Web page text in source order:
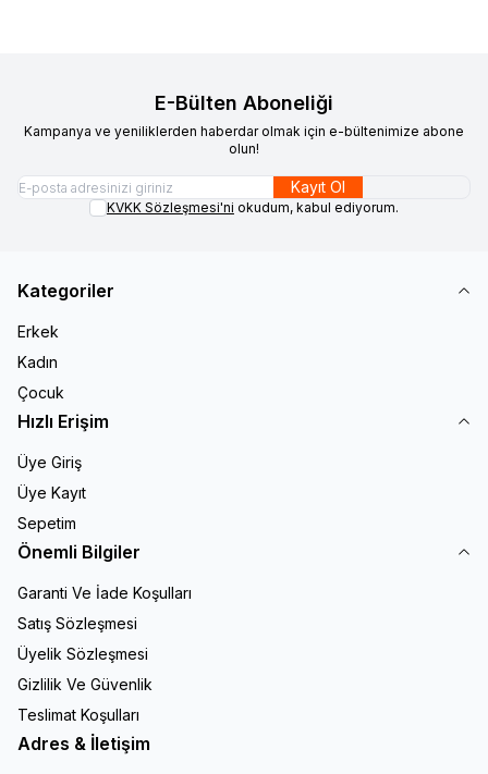
E-Bülten Aboneliği
Kampanya ve yeniliklerden haberdar olmak için e-bültenimize abone
olun!
Kayıt Ol
KVKK Sözleşmesi'ni okudum, kabul ediyorum.
Kategoriler
Erkek
Kadın
Çocuk
Hızlı Erişim
Üye Giriş
Üye Kayıt
Sepetim
Önemli Bilgiler
Garanti Ve İade Koşulları
Satış Sözleşmesi
Üyelik Sözleşmesi
Gizlilik Ve Güvenlik
Teslimat Koşulları
Adres & İletişim